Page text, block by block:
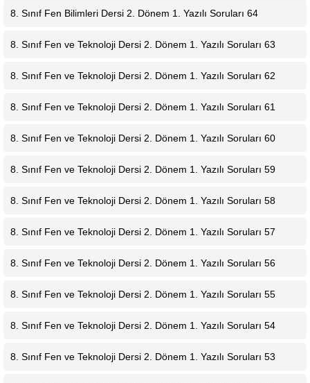
8. Sınıf Fen Bilimleri Dersi 2. Dönem 1. Yazılı Soruları 64
8. Sınıf Fen ve Teknoloji Dersi 2. Dönem 1. Yazılı Soruları 63
8. Sınıf Fen ve Teknoloji Dersi 2. Dönem 1. Yazılı Soruları 62
8. Sınıf Fen ve Teknoloji Dersi 2. Dönem 1. Yazılı Soruları 61
8. Sınıf Fen ve Teknoloji Dersi 2. Dönem 1. Yazılı Soruları 60
8. Sınıf Fen ve Teknoloji Dersi 2. Dönem 1. Yazılı Soruları 59
8. Sınıf Fen ve Teknoloji Dersi 2. Dönem 1. Yazılı Soruları 58
8. Sınıf Fen ve Teknoloji Dersi 2. Dönem 1. Yazılı Soruları 57
8. Sınıf Fen ve Teknoloji Dersi 2. Dönem 1. Yazılı Soruları 56
8. Sınıf Fen ve Teknoloji Dersi 2. Dönem 1. Yazılı Soruları 55
8. Sınıf Fen ve Teknoloji Dersi 2. Dönem 1. Yazılı Soruları 54
8. Sınıf Fen ve Teknoloji Dersi 2. Dönem 1. Yazılı Soruları 53